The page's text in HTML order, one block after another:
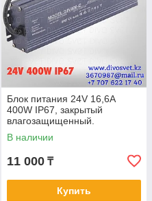
Блок питания 24V 16,6A
400W IP67, закрытый
влагозащищенный.
Трансформатор 220В-24В,
400 Ватт. Power supply 24v
В наличии
11 000 ₸
Купить